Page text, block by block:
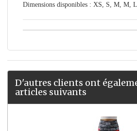
Dimensions disponibles : XS, S, M, M,
D'autres clients ont
articles suivants